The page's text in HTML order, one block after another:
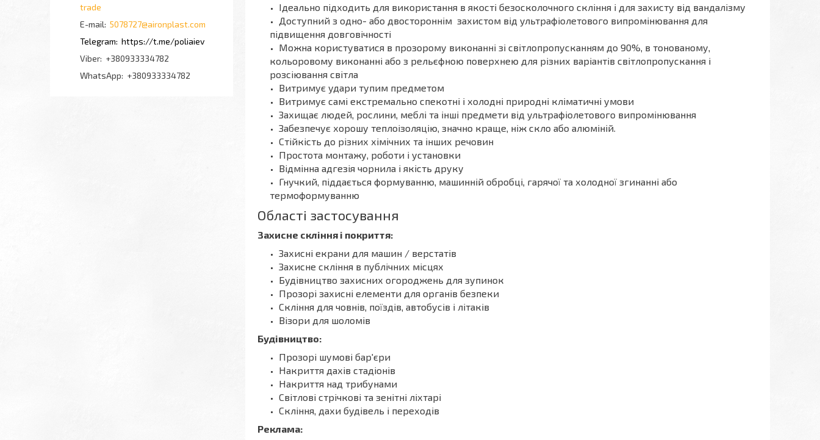
Ідеально підходить для використання в якості безосколочного скління і для захисту від вандалізму
Доступний з одно- або двостороннім захистом від ультрафіолетового випромінювання для
підвищення довговічності
Можна користуватися в прозорому виконанні зі світлопропусканням до 90%, в тонованому,
кольоровому виконанні або з рельєфною поверхнею для різних варіантів світлопропускання і
розсіювання світла
Витримує удари тупим предметом
Витримує самі екстремально спекотні і холодні природні кліматичні умови
Захищає людей, рослини, меблі та інші предмети від ультрафіолетового випромінювання
Забезпечує хорошу теплоізоляцію, значно краще, ніж скло або алюміній.
Стійкість до різних хімічних та інших речовин
Простота монтажу, роботи і установки
Відмінна адгезія чорнила і якість друку
Гнучкий, піддається формуванню, машинній обробці, гарячої та холодної згинанні або
термоформуванню
Області застосування
Захисне скління і покриття:
Захисні екрани для машин / верстатів
Захисне скління в публічних місцях
Будівництво захисних огороджень для зупинок
Прозорі захисні елементи для органів безпеки
Скління для човнів, поїздів, автобусів і літаків
Візори для шоломів
Будівництво:
Прозорі шумові бар'єри
Накриття дахів стадіонів
Накриття над трибунами
Світлові стрічкові та зенітні ліхтарі
Скління, дахи будівель і переходів
Реклама:
trade
5078727@aironplast.com
https://t.me/poliaiev
+380933334782
+380933334782